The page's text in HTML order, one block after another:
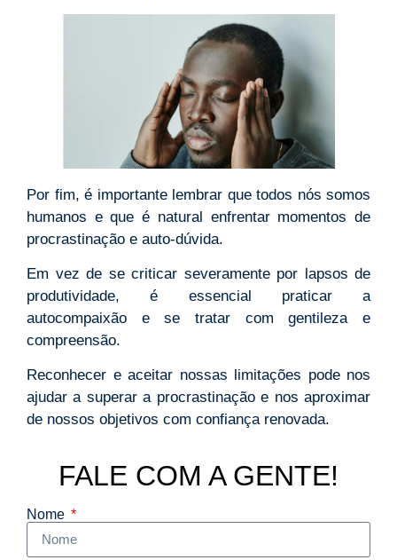
Por fim, é importante lembrar que todos nós somos
humanos e que é natural enfrentar momentos de
procrastinação e auto-dúvida.
Em vez de se criticar severamente por lapsos de
produtividade, é essencial praticar a
autocompaixão e se tratar com gentileza e
compreensão.
Reconhecer e aceitar nossas limitações pode nos
ajudar a superar a procrastinação e nos aproximar
de nossos objetivos com confiança renovada.
FALE COM A GENTE!
Nome